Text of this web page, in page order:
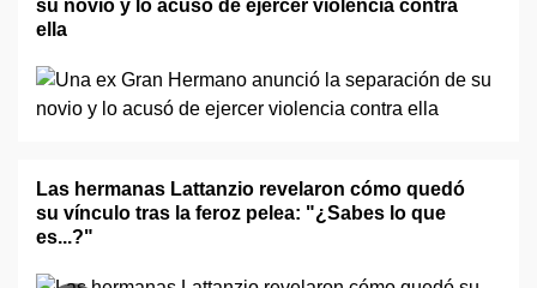
su novio y lo acusó de ejercer violencia contra
ella
Las hermanas Lattanzio revelaron cómo quedó
su vínculo tras la feroz pelea: "¿Sabes lo que
es...?"